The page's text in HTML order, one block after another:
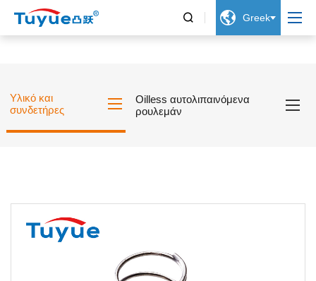
  Greek
Υλικό και
συνδετήρες
Oilless αυτολιπαινόμενα
ρουλεμάν